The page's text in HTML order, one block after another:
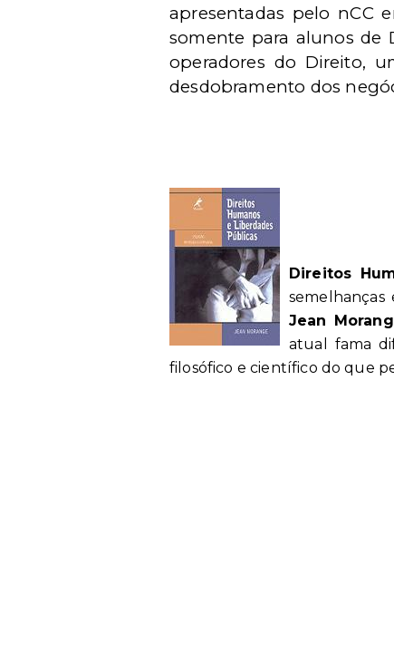
apresentadas pelo nCC
somente para alunos de
operadores do Direito,
desdobramento dos
Direitos
Jean
atual fama
filosófico e científico do que